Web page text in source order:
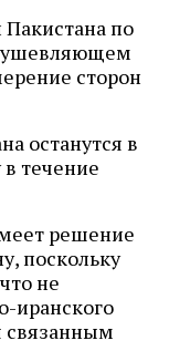
по
сторон
останутся в
течение
решение
поскольку
не
иранского
связанным